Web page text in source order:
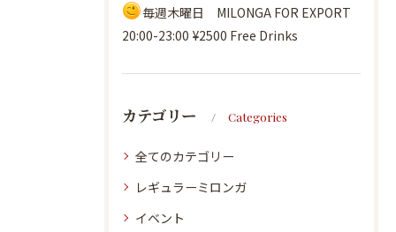
毎週木曜日 MILONGA FOR EXPORT
20:00-23:00 ¥2500 Free Drinks
カテゴリー Categories
全てのカテゴリー
レギュラーミロンガ
イベント